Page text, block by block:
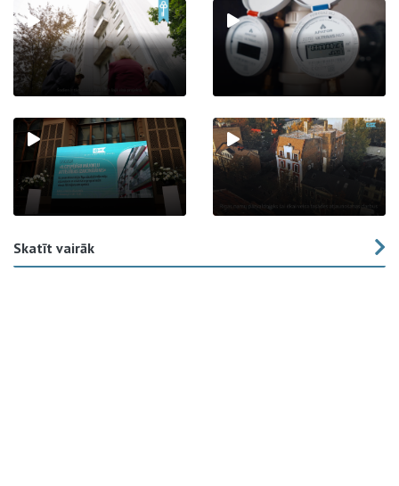
Skatīt vairāk